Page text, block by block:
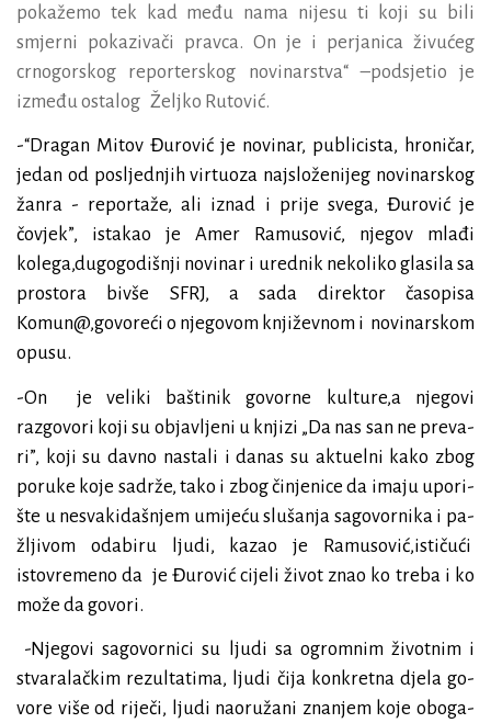
pokažemo tek kad među nama nijesu ti koji su bili
smjerni pokazivači pravca. On je i perjanica živućeg
crnogorskog reporterskog novinarstva“ –podsjetio je
između ostalog Željko Rutović.
-“Dragan Mitov Đurović je novinar, publicista, hroničar,
jedan od posljednjih virtuoza najsloženijeg novinarskog
žanra - reportaže, ali iznad i prije svega, Đurović je
čovjek”, istakao je Amer Ramusović, njegov mlađi
kolega,dugogodišnji novinar i urednik nekoliko glasila sa
prostora bivše SFRJ, a sada direktor časopisa
Komun@,govoreći o njegovom književnom i novinarskom
opusu.
-On je ve­li­ki ba­šti­nik go­vor­ne kul­tu­re,a njegovi
razgovori koji su objavljeni u knjizi „Da nas san ne pre­va­
ri”, ko­ji su dav­no na­sta­li i da­nas su ak­tu­el­ni ka­ko zbog
po­ru­ke ko­je sa­dr­že, ta­ko i zbog či­nje­ni­ce da ima­ju upo­ri­
šte u ne­sva­ki­da­šnjem umi­je­ću slu­ša­nja sa­go­vor­ni­ka i pa­
žlji­vom oda­bi­ru lju­di, kazao je Ramusović,ističući
istovremeno da je Đurović ci­je­li ži­vot znao ko tre­ba i ko
mo­že da go­vo­ri.
-Nje­go­vi sa­go­vor­ni­ci su lju­di sa ogrom­nim ži­vot­nim i
stva­ra­lač­kim re­zul­ta­ti­ma, lju­di či­ja kon­kret­na dje­la go­
vo­re vi­še od ri­je­či, lju­di na­o­ru­ža­ni zna­njem ko­je obo­ga­